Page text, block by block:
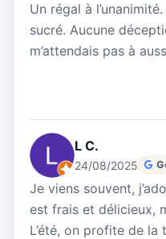
Un régal à
sucré. Aucune
m’attendais pas à
L C.
24/08/2025
Je viens souvent,
est frais et délicieux,
L’été, on profite de la